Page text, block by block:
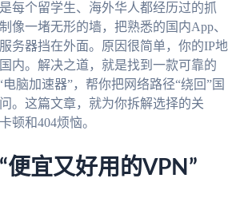
每个留学生、海外华人都经历过的抓
像一堵无形的墙，把熟悉的国内App、
务器挡在外面。原因很简单，你的IP地
内。解决之道，就是找到一款可靠的
脑加速器”，帮你把网络路径“绕回”国
。这篇文章，就为你拆解选择的关
顿和404烦恼。
便宜又好用的VPN”